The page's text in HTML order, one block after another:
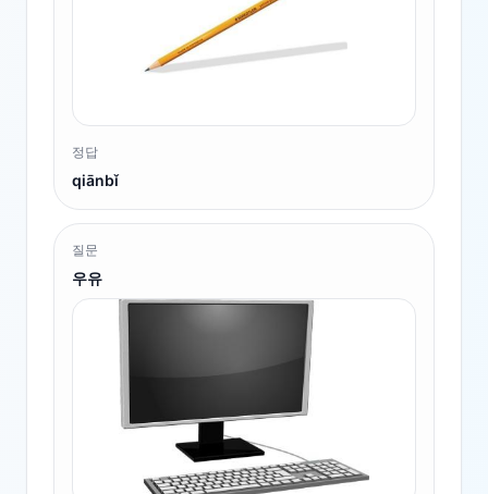
정답
qiānbǐ
질문
우유